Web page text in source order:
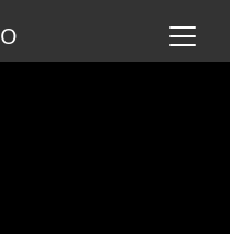
Avançar para o conteúdo